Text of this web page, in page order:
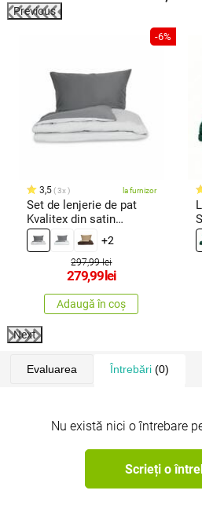
Previous
-6%
3,5 3x la furnizor
Set de lenjerie de pat
Kvalitex din satin
griînchis/gri deschis,
140 × 200 cm, 70 × 90
+2
297,99 lei
279,99lei
Adaugă în coș
Next
Evaluarea Întrebări(0)
Nu există nici o întrebare
Scrieți o